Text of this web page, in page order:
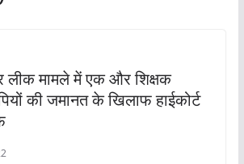
लीक मामले में एक और शिक्षक
की जमानत के खिलाफ हाईकोर्ट